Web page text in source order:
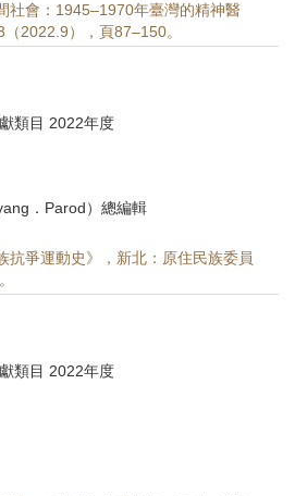
社會：1945–1970年臺灣的精神醫
2022.9），頁87–150。
類目 2022年度
．Parod）總編輯
抗爭運動史》，新北：原住民族委員
類目 2022年度